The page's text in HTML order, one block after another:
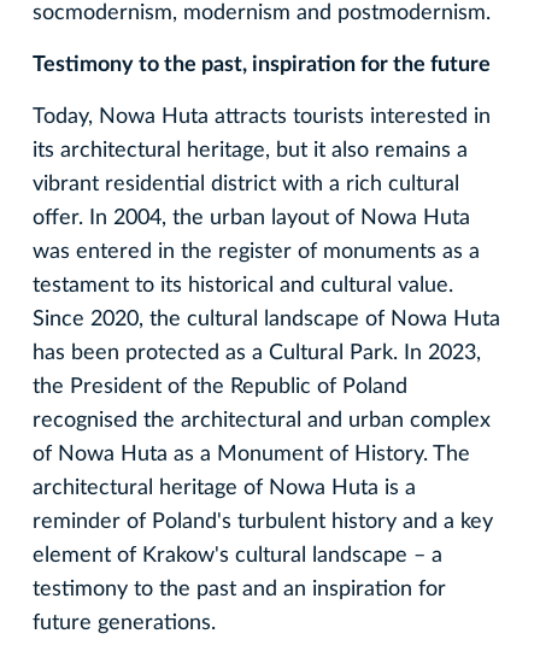
socmodernism, modernism and postmodernism.
Testimony to the past, inspiration for the future
Today, Nowa Huta attracts tourists interested in
its architectural heritage, but it also remains a
vibrant residential district with a rich cultural
offer. In 2004, the urban layout of Nowa Huta
was entered in the register of monuments as a
testament to its historical and cultural value.
Since 2020, the cultural landscape of Nowa Huta
has been protected as a Cultural Park. In 2023,
the President of the Republic of Poland
recognised the architectural and urban complex
of Nowa Huta as a Monument of History. The
architectural heritage of Nowa Huta is a
reminder of Poland's turbulent history and a key
element of Krakow's cultural landscape – a
testimony to the past and an inspiration for
future generations.